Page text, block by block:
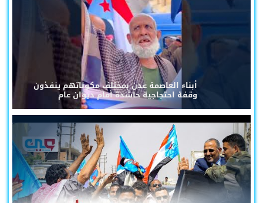
أبناء العاصمة عدن بمختلف مكوناتهم ينفذون
وقفة احتجاجية حاشدة أمام ديوان عام